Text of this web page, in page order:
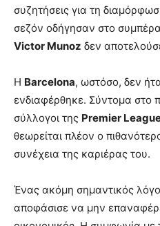
συζητήσεις για τη
σεζόν οδήγησαν στο
Victor Munoz δεν
Η Barcelona, ωστόσο, δεν
ενδιαφέρθηκε. Σύντομα στο
σύλλογοι της Premier
θεωρείται πλέον ο
συνέχεια της καριέρας του.
Ένας ακόμη σημαντικός
αποφάσισε να μην